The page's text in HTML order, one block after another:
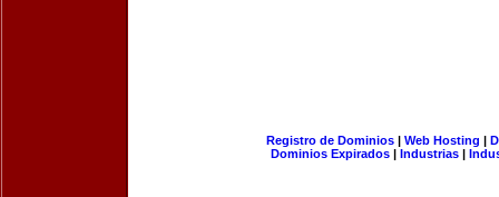
Registro de Dominios| Web Hosting |
Dominios Expirados | Industrias |